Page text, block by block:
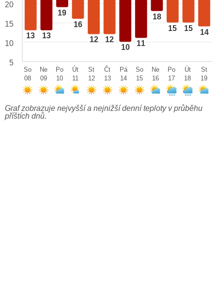
13 13
19
16
12 12
10 11
18
15 15 14
20
15
10
5
So
08
Ne
09
Po
10
Út
11
St
12
Čt
13
Pá
14
So
15
Ne
16
Po
17
Út
18
St
19
Graf zobrazuje nejvyšší a nejnižší denní teploty v průběhu
příštích dnů.